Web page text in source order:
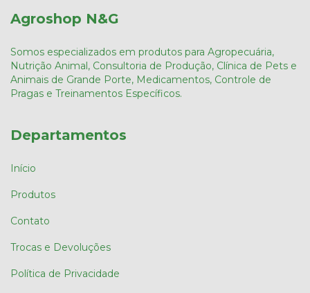
Agroshop N&G
Somos especializados em produtos para Agropecuária,
Nutrição Animal, Consultoria de Produção, Clínica de Pets e
Animais de Grande Porte, Medicamentos, Controle de
Pragas e Treinamentos Específicos.
Departamentos
Início
Produtos
Contato
Trocas e Devoluções
Política de Privacidade